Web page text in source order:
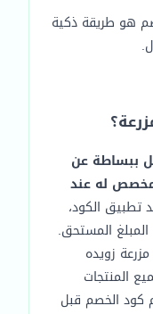
هو طريقة ذكية
ببساطة عن
له عند
تطبيق الكود،
المستحق.
زويده
المنتجات
كود الخصم قبل